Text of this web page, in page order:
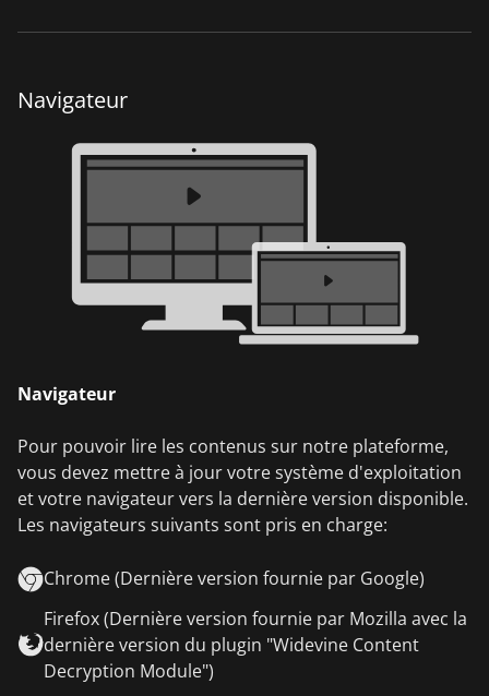
Navigateur
Navigateur
Pour pouvoir lire les contenus sur notre plateforme,
vous devez mettre à jour votre système d'exploitation
et votre navigateur vers la dernière version disponible.
Les navigateurs suivants sont pris en charge:
Chrome (Dernière version fournie par Google)
Firefox (Dernière version fournie par Mozilla avec la
dernière version du plugin "Widevine Content
Decryption Module")